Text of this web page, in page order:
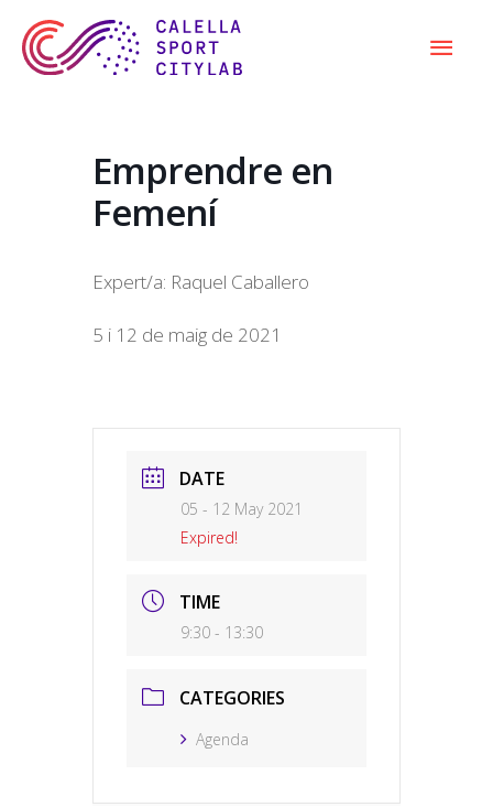
content
Emprendre en
Femení
Expert/a: Raquel Caballero
5 i 12 de maig de 2021
DATE
05 - 12 May 2021
Expired!
TIME
9:30 - 13:30
CATEGORIES
Agenda